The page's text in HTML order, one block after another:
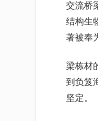
交流桥
结构生
著被奉
梁栋材
到负笈
坚定。